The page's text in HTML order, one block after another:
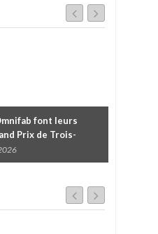
font leurs
Prix de Trois-
format inspiré de